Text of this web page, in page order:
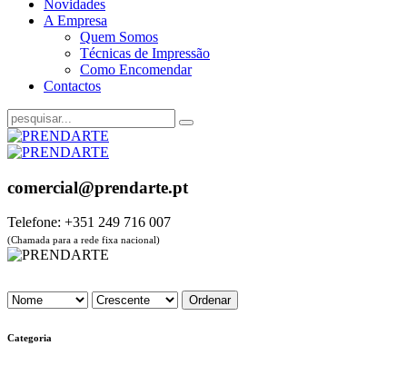
Novidades
A Empresa
Quem Somos
Técnicas de Impressão
Como Encomendar
Contactos
comercial@prendarte.pt
Telefone: +351 249 716 007
(Chamada para a rede fixa nacional)
Categoria